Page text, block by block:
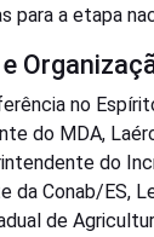
para a etapa
no
do MDA,
do
da Conab/ES,
de